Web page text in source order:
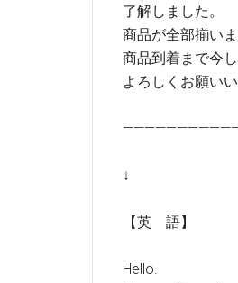
了解しました。
商品が全部揃い
商品到着まで今
よろしくお願いい
↓
【英 語】
Hello.